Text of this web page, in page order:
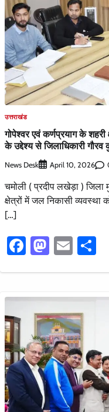
उत्तराखंड
गोपेश्वर एवं कर्णप्रयाग के
के उद्देश्य से जिलाधिकारी
News Desk April 10, 2026
चमोली ( प्रदीप लखेड़ा ) जिला
क्षेत्रों में जल निकासी व्यवस्था
[…]
Facebook
Email